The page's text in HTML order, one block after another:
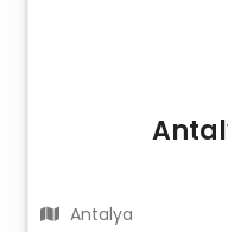
Antalya